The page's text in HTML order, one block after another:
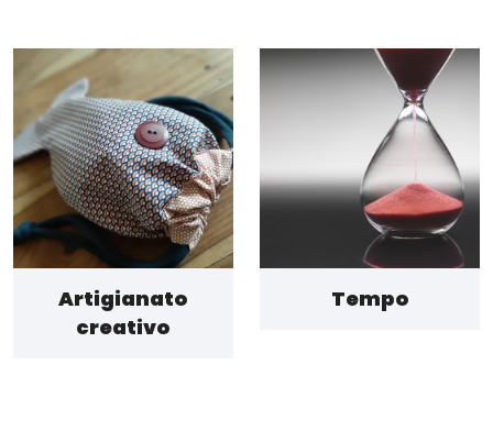
Artigianato
creativo
Tempo